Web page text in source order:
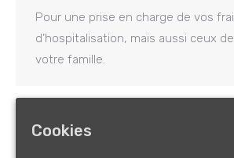
Pour une prise en charge de vos
d’hospitalisation, mais aussi ceux
votre famille.
Cookies